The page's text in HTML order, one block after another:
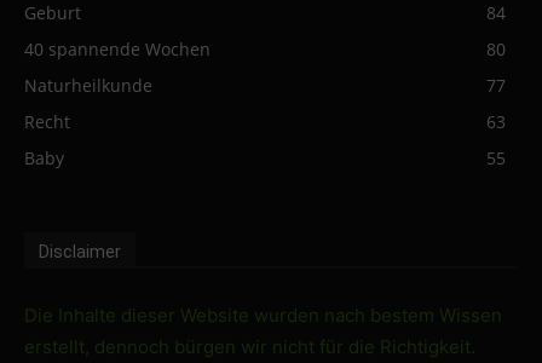
Geburt
84
40 spannende Wochen
80
Naturheilkunde
77
Recht
63
Baby
55
Disclaimer
Die Inhalte dieser Website wurden nach bestem Wissen
erstellt, dennoch bürgen wir nicht für die Richtigkeit.